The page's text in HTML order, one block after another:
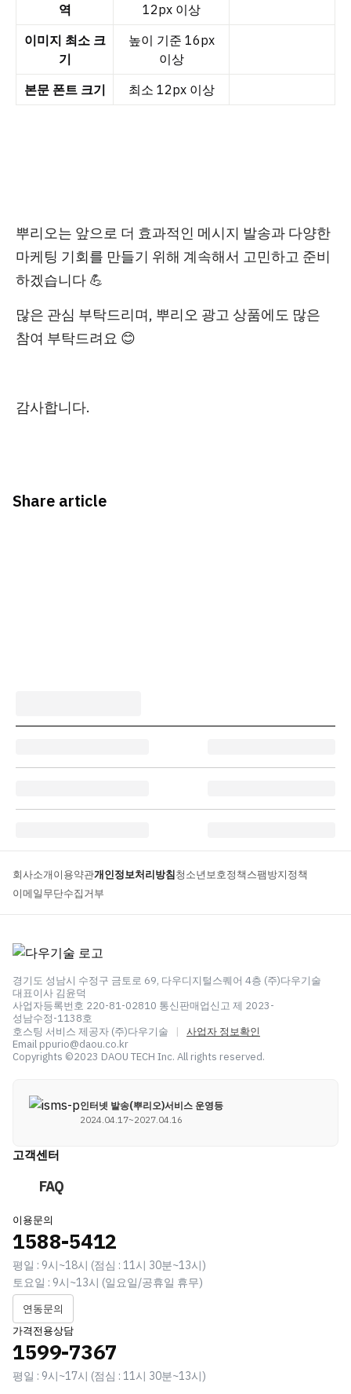
역
12px 이상
이미지 최소 크
기
높이 기준 16px
이상
본문 폰트 크기
최소 12px 이상
뿌리오는 앞으로 더 효과적인 메시지 발송과 다양한
마케팅 기회를 만들기 위해 계속해서 고민하고 준비
하겠습니다 💪
많은 관심 부탁드리며, 뿌리오 광고 상품에도 많은
참여 부탁드려요 😊
감사합니다.
Share article
회사소개이용약관개인정보처리방침청소년보호정책스팸방지정책
이메일무단수집거부
경기도 성남시 수정구 금토로 69, 다우디지털스퀘어 4층 (주)다우기술
대표이사 김윤덕
사업자등록번호 220-81-02810 통신판매업신고 제 2023-
성남수정-1138호
호스팅 서비스 제공자 (주)다우기술
| 사업자 정보확인
Email ppurio@daou.co.kr
Copyrights ©2023 DAOU TECH Inc. All rights reserved.
인터넷 발송(뿌리오)서비스 운영등
2024.04.17~2027.04.16
고객센터
FAQ
이용문의
1588-5412
평일 : 9시~18시 (점심 : 11시 30분~13시)
토요일 : 9시~13시 (일요일/공휴일 휴무)
연동문의
가격전용상담
1599-7367
평일 : 9시~17시 (점심 : 11시 30분~13시)